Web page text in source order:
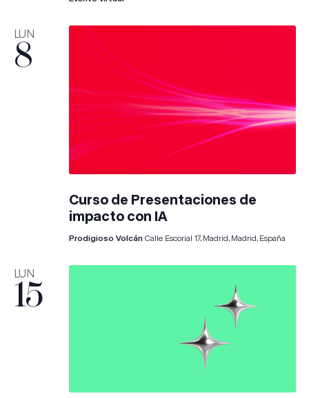
LUN
8
Curso de Presentaciones de
impacto con IA
Prodigioso Volcán Calle Escorial 17, Madrid, Madrid, España
LUN
15